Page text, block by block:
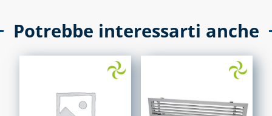
Potrebbe interessarti anche